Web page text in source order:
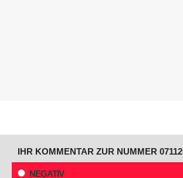
IHR KOMMENTAR ZUR NUMMER
NEGATIV